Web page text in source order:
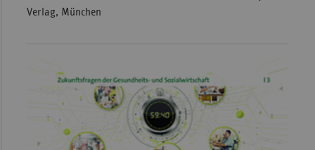
Verlag, München